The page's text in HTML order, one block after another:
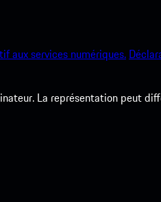
aux services numériques.
La représentation peut